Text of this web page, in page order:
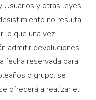
Usuarios y otras leyes
no resulta
lo que una vez
admitir devoluciones
fecha reservada para
o grupo. se
ofrecerá a realizar el